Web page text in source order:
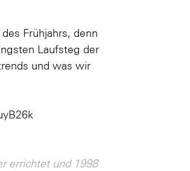
Frühjahrs, denn
Laufsteg der
und was wir
errichtet und 1998